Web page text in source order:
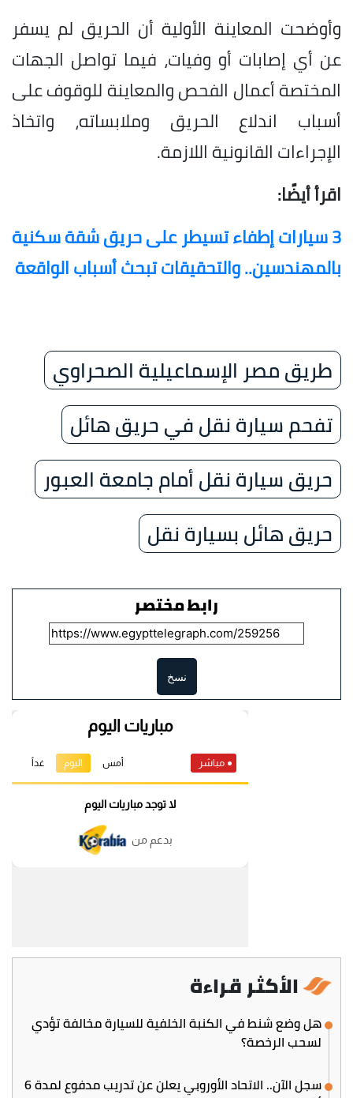
وأوضحت المعاينة الأولية أن الحريق لم يسفر
عن أي إصابات أو وفيات، فيما تواصل الجهات
المختصة أعمال الفحص والمعاينة للوقوف على
أسباب اندلاع الحريق وملابساته، واتخاذ
الإجراءات القانونية اللازمة.
اقرأ أيضًا:
3 سيارات إطفاء تسيطر على حريق شقة سكنية
بالمهندسين.. والتحقيقات تبحث أسباب الواقعة
طريق مصر الإسماعيلية الصحراوي
تفحم سيارة نقل في حريق هائل
حريق سيارة نقل أمام جامعة العبور
حريق هائل بسيارة نقل
رابط مختصر
نسخ
الأكثر قراءة
هل وضع شنط في الكنبة الخلفية للسيارة مخالفة تؤدي
لسحب الرخصة؟
سجل الآن.. الاتحاد الأوروبي يعلن عن تدريب مدفوع لمدة 6